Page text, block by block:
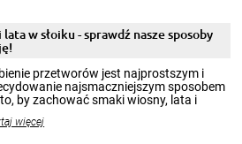
w słoiku - sprawdź nasze sposoby
przetworów jest najprostszym i
najsmaczniejszym sposobem
by zachować smaki wiosny, lata i
by cieszyć nimi oko w sezonie
więcej